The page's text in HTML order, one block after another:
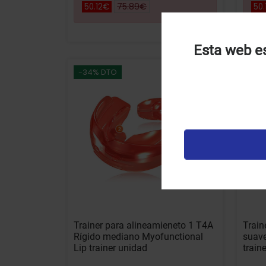
50.12€
75.89€
-34% DTO
Trainer para alineamieneto 1 T4A
Rígido mediano Myofunctional
Lip trainer unidad
Esta web